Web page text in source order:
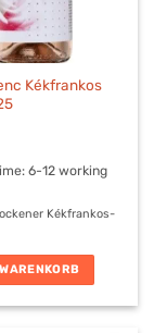
Kékfrankos
6-12 working
Kékfrankos-